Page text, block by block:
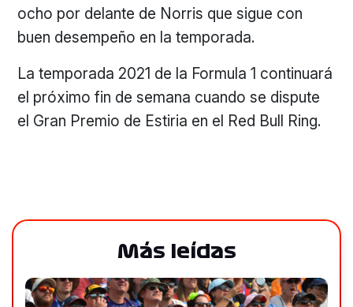
ocho por delante de Norris que sigue con
buen desempeño en la temporada.
La temporada 2021 de la Formula 1 continuará
el próximo fin de semana cuando se dispute
el Gran Premio de Estiria en el Red Bull Ring.
Más leídas